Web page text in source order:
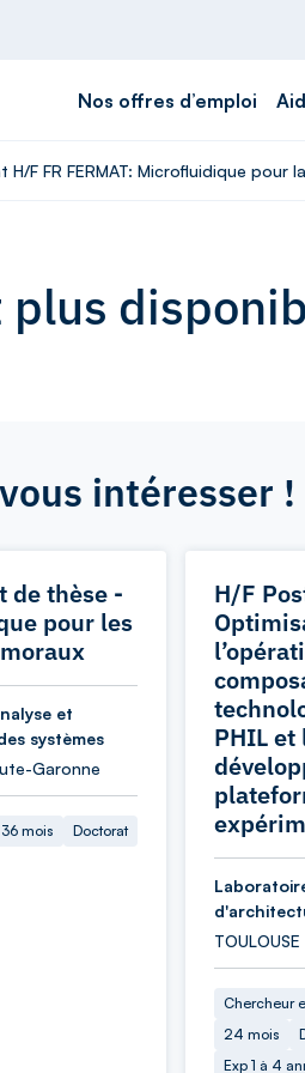
Nos offres d’emploi
F FR FERMAT: Microfluidique
plus
intéresser !
de thèse -
pour les
et
systèmes
Garonne
36 mois Doctorat
H/F
PHIL et
Chercheur
24 mois
Exp 1 à 4